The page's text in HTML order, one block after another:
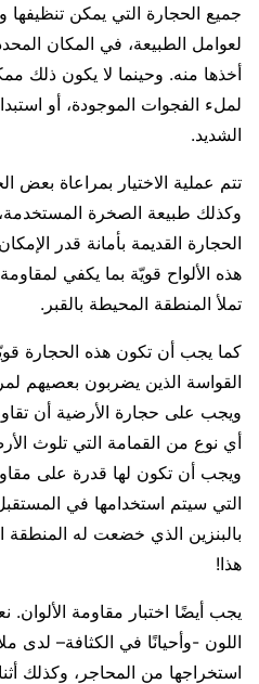
جميع الحجارة التي يمكن تنظيفها
لعوامل الطبيعة، في المكان
أخذها منه. وحينما لا يكون ذلك
لملء الفجوات الموجودة، أو
الشديد.
تتم عملية الاختيار بمراعاة بعض
وكذلك طبيعة الصخرة
الحجارة القديمة بأمانة قدر
هذه الألواح قويّة بما يكفي
تملأ المنطقة المحيطة بالقبر.
كما يجب أن تكون هذه الحجارة
القواسة الذين يضربون بعصيهم
ويجب على حجارة الأرضية أن
أي نوع من القمامة التي تلوث
ويجب أن تكون لها قدرة على
التي سيتم استخدامها في
بالبنزين الذي خضعت له المنطقة
هذا!
يجب أيضًا اختبار مقاومة
اللون -وأحيانًا في الكثافة– لدى
استخراجها من المحاجر، وكذلك